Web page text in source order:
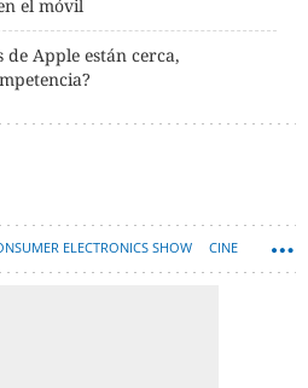
el móvil
Apple están cerca,
ELECTRONICS SHOW CINE